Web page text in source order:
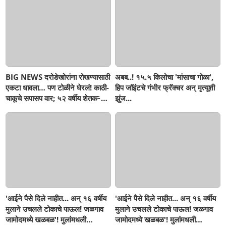
BIG NEWS दरोडेखोरांना रोखण्यासाठी
एकटा धावला… पण टोळीने घेरलं! काठी-
चाकूचे सपासप वार; ५२ वर्षीय शेतकऱ्याचा
अबब..! १५.५ किलोचा 'मांसाचा गोळा',
हिप जॉइंटचे गंभीर फ्रॅक्चर अन् मृत्यूशी
झुंज...
'आईने पैसे दिले नाहीत... अन् १६ वर्षीय
मुलाने उचलले टोकाचे पाऊल! जळगाव
जामोदमध्ये खळबळ'! मुलांमधली
'आईने पैसे दिले नाहीत... अन् १६ वर्षीय
मुलाने उचलले टोकाचे पाऊल! जळगाव
जामोदमध्ये खळबळ'! मुलांमधली